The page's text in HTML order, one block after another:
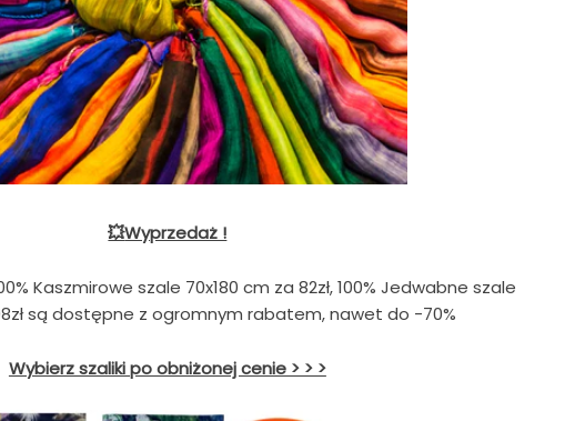
💥Wyprzedaż !
Kaszmirowe szale 70x180 cm za 82zł, 100% Jedwabne szale
są dostępne z ogromnym rabatem, nawet do -70%
Wybierz szaliki po obniżonej cenie > > >